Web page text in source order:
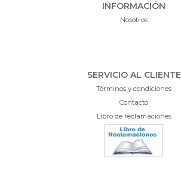
INFORMACIÓN
Nosotros
SERVICIO AL CLIENTE
Términos y condiciones
Contacto
Libro de reclamaciones